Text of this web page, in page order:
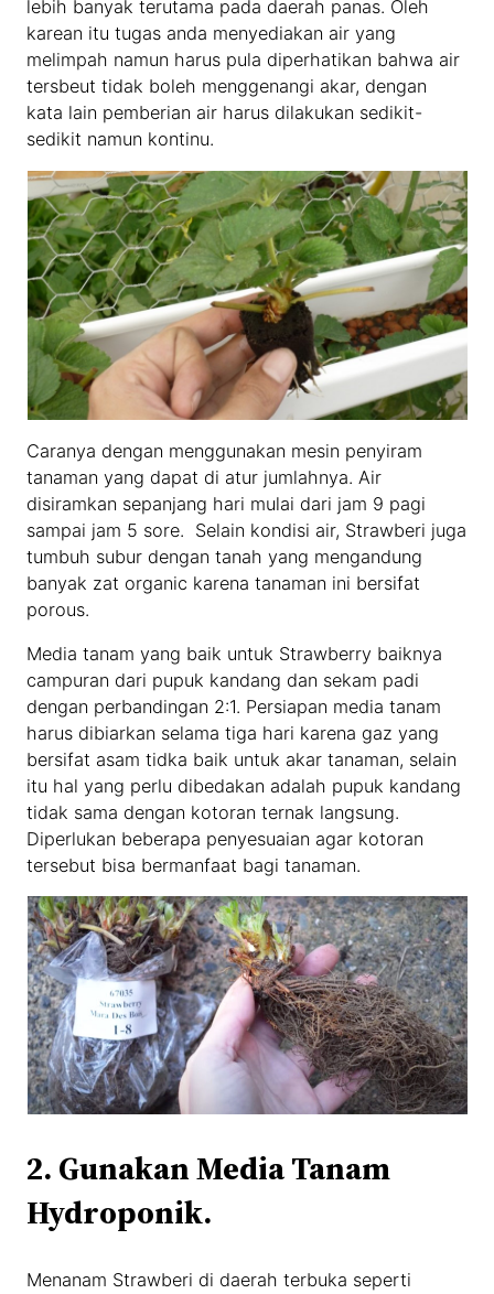
lebih banyak terutama pada daerah panas. Oleh
karean itu tugas anda menyediakan air yang
melimpah namun harus pula diperhatikan bahwa air
tersbeut tidak boleh menggenangi akar, dengan
kata lain pemberian air harus dilakukan sedikit-
sedikit namun kontinu.
Caranya dengan menggunakan mesin penyiram
tanaman yang dapat di atur jumlahnya. Air
disiramkan sepanjang hari mulai dari jam 9 pagi
sampai jam 5 sore. Selain kondisi air, Strawberi juga
tumbuh subur dengan tanah yang mengandung
banyak zat organic karena tanaman ini bersifat
porous.
Media tanam yang baik untuk Strawberry baiknya
campuran dari pupuk kandang dan sekam padi
dengan perbandingan 2:1. Persiapan media tanam
harus dibiarkan selama tiga hari karena gaz yang
bersifat asam tidka baik untuk akar tanaman, selain
itu hal yang perlu dibedakan adalah pupuk kandang
tidak sama dengan kotoran ternak langsung.
Diperlukan beberapa penyesuaian agar kotoran
tersebut bisa bermanfaat bagi tanaman.
2. Gunakan Media Tanam
Hydroponik.
Menanam Strawberi di daerah terbuka seperti